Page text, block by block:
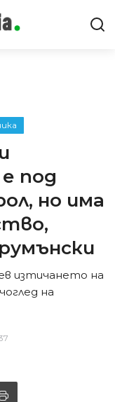
под
но има
изтичането на
на